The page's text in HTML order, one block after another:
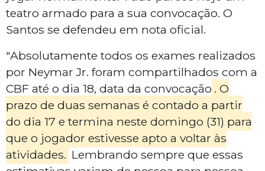
teatro armado para a sua convocação. O
Santos se defendeu em nota oficial.
"Absolutamente todos os exames realizados
por Neymar Jr. foram compartilhados com a
CBF até o dia 18, data da convocação . O
prazo de duas semanas é contado a partir
do dia 17 e termina neste domingo (31) para
que o jogador estivesse apto a voltar às
atividades. Lembrando sempre que essas